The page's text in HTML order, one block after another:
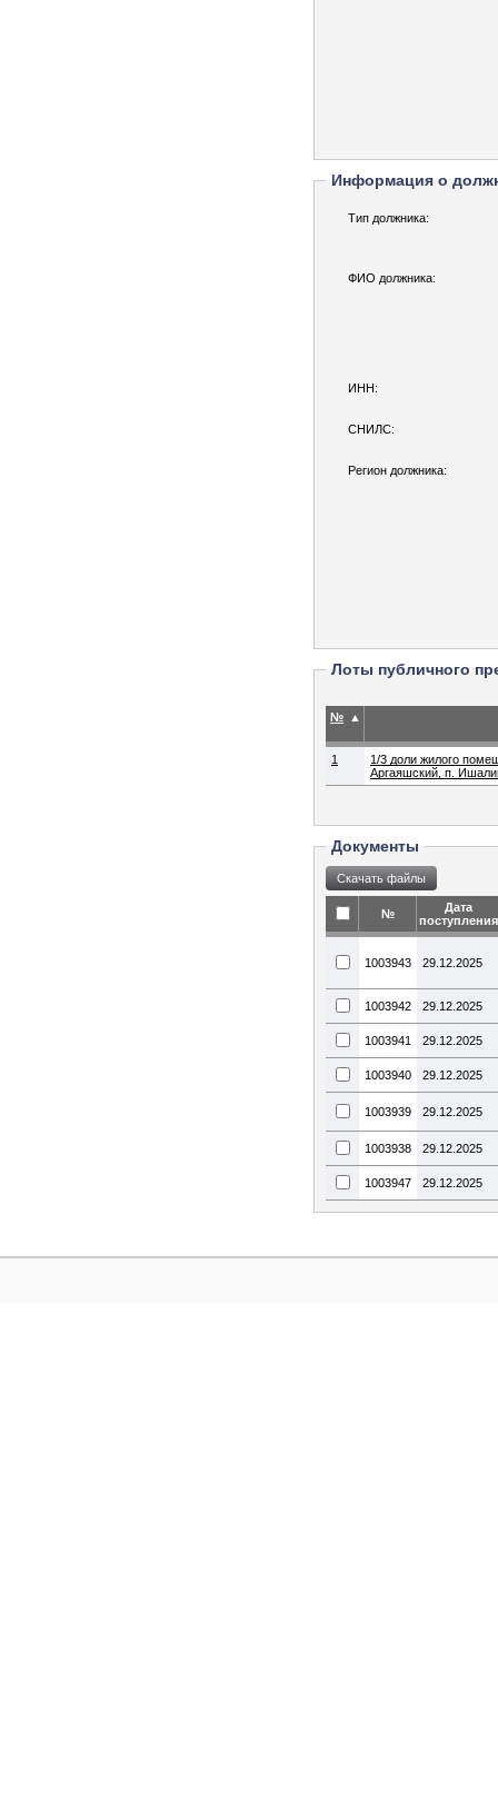
Информация о
Тип должника:
ФИО должника:
ИНН:
СНИЛС:
Регион должника:
Лоты публичного
№ ▲
1
1/3 доли жилого
Аргаяшский, п.
Документы
№
Дата
поступления
1003943 29.12.2025
1003942 29.12.2025
1003941 29.12.2025
1003940 29.12.2025
1003939 29.12.2025
1003938 29.12.2025
1003947 29.12.2025